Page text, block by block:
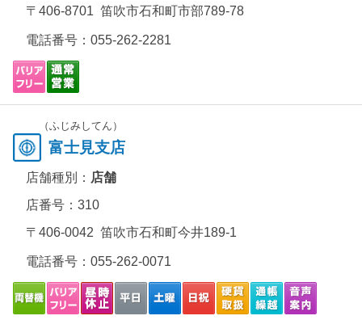
〒406-8701 笛吹市石和町市部789-78
電話番号： 055-262-2281
（ふじみしてん）
富士見支店
店舗種別： 店舗
店番号：310
〒406-0042 笛吹市石和町今井189-1
電話番号： 055-262-0071